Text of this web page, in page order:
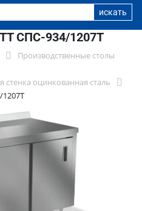
ТТ СПС-934/1207Т
Производственные столы
стенка оцинкованная сталь
1207Т